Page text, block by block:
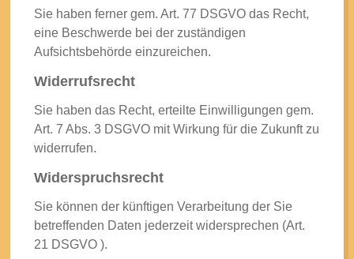
Sie haben ferner gem. Art. 77 DSGVO das Recht,
eine Beschwerde bei der zuständigen
Aufsichtsbehörde einzureichen.
Widerrufsrecht
Sie haben das Recht, erteilte Einwilligungen gem.
Art. 7 Abs. 3 DSGVO mit Wirkung für die Zukunft zu
widerrufen.
Widerspruchsrecht
Sie können der künftigen Verarbeitung der Sie
betreffenden Daten jederzeit widersprechen (Art.
21 DSGVO ).